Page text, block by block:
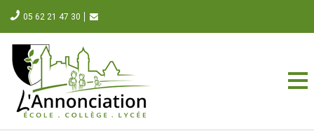
05 62 21 47 30